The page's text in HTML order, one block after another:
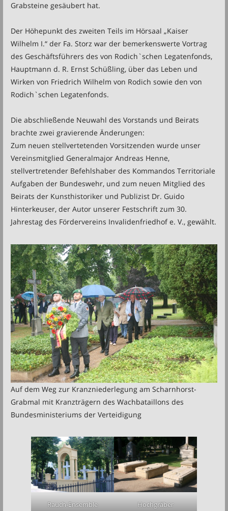
Grabsteine gesäubert hat.
Der Höhepunkt des zweiten Teils im Hörsaal „Kaiser
Wilhelm I.“ der Fa. Storz war der bemerkenswerte Vortrag
des Geschäftsführers des von Rodich`schen Legatenfonds,
Hauptmann d. R. Ernst Schüßling, über das Leben und
Wirken von Friedrich Wilhelm von Rodich sowie den von
Rodich`schen Legatenfonds.
Die abschließende Neuwahl des Vorstands und Beirats
brachte zwei gravierende Änderungen:
Zum neuen stellvertetenden Vorsitzenden wurde unser
Vereinsmitglied Generalmajor Andreas Henne,
stellvertretender Befehlshaber des Kommandos Territoriale
Aufgaben der Bundeswehr, und zum neuen Mitglied des
Beirats der Kunsthistoriker und Publizist Dr. Guido
Hinterkeuser, der Autor unserer Festschrift zum 30.
Jahrestag des Fördervereins Invalidenfriedhof e. V., gewählt.
Auf dem Weg zur Kranzniederlegung am Scharnhorst-
Grabmal mit Kranzträgern des Wachbataillons des
Bundesministeriums der Verteidigung
Rauch-Ensemble Hochgräber